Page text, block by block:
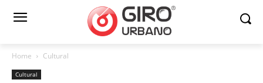
Home Cultural
Cultural